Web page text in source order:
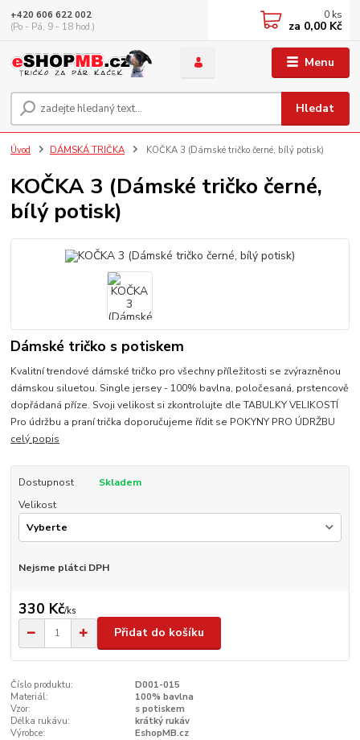
Menu
Hledat
+420 606 622 002
(Po - Pá, 9 - 18 hod.)
0 ks
za 0,00 Kč
Úvod DÁMSKÁ TRIČKA KOČKA 3 (Dámské tričko černé, bílý potisk)
KOČKA 3 (Dámské tričko černé,
bílý potisk)
Dámské tričko s potiskem
Kvalitní trendové dámské tričko pro všechny příležitosti se zvýrazněnou
dámskou siluetou. Single jersey - 100% bavlna, poločesaná, prstencově
dopřádaná příze. Svoji velikost si zkontrolujte dle TABULKY VELIKOSTÍ
Pro údržbu a praní trička doporučujeme řídit se POKYNY PRO ÚDRŽBU
celý popis
Dostupnost
Skladem
Velikost
Nejsme plátci DPH
330 Kč/ks
Přidat do košíku
Číslo produktu:
D001-015
Materiál:
100% bavlna
Vzor:
s potiskem
Délka rukávu:
krátký rukáv
Výrobce:
EshopMB.cz